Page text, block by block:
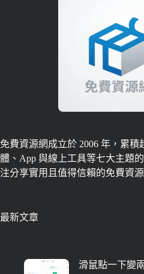
免費資源網成立於 2006 年，累積
體、App 與線上工具等七大主題
注分享實用且值得信賴的免費資源
最新文章
滑鼠點一下變